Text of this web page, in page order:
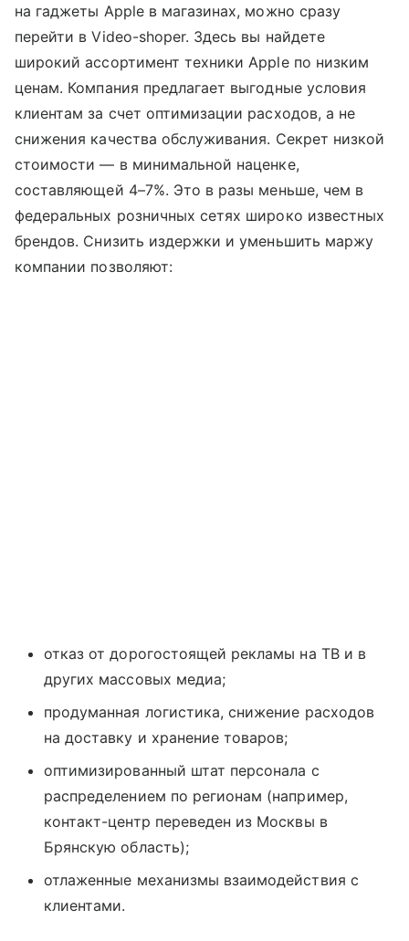
на гаджеты Apple в магазинах, можно сразу
перейти в Video-shoper. Здесь вы найдете
широкий ассортимент техники Apple по низким
ценам. Компания предлагает выгодные условия
клиентам за счет оптимизации расходов, а не
снижения качества обслуживания. Секрет низкой
стоимости — в минимальной наценке,
составляющей 4–7%. Это в разы меньше, чем в
федеральных розничных сетях широко известных
брендов. Снизить издержки и уменьшить маржу
компании позволяют:
отказ от дорогостоящей рекламы на ТВ и в
других массовых медиа;
продуманная логистика, снижение расходов
на доставку и хранение товаров;
оптимизированный штат персонала с
распределением по регионам (например,
контакт-центр переведен из Москвы в
Брянскую область);
отлаженные механизмы взаимодействия с
клиентами.